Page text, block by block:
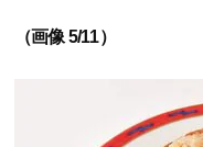
（画像 5/11）